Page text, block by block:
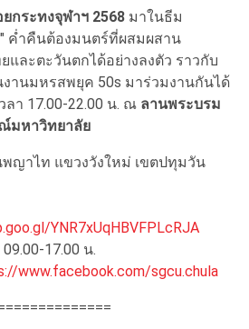
กระทงจุฬาฯ 2568 มาในธีม
ค่ำคืนต้องมนตร์ที่ผสมผสาน
และตะวันตกได้อย่างลงตัว ราวกับ
งานมหรสพยุค 50s มาร่วมงานกันได้
ลา 17.00-22.00 น. ณ ลานพระบรม
มหาวิทยาลัย
พญาไท แขวงวังใหม่ เขตปทุมวัน
YNR7xUqHBVFPLcRJA
17.00 น.
www.facebook.com/sgcu.chula